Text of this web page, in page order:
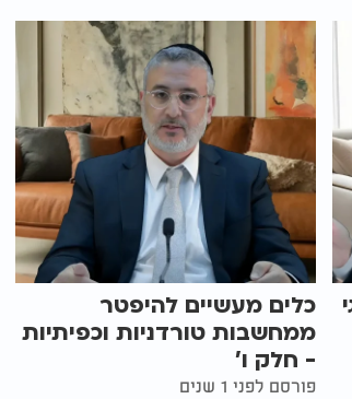
כלים מעשיים להיפטר
ממחשבות טורדניות וכפיתיות
- חלק ו'
פורסם לפני 1 שנים